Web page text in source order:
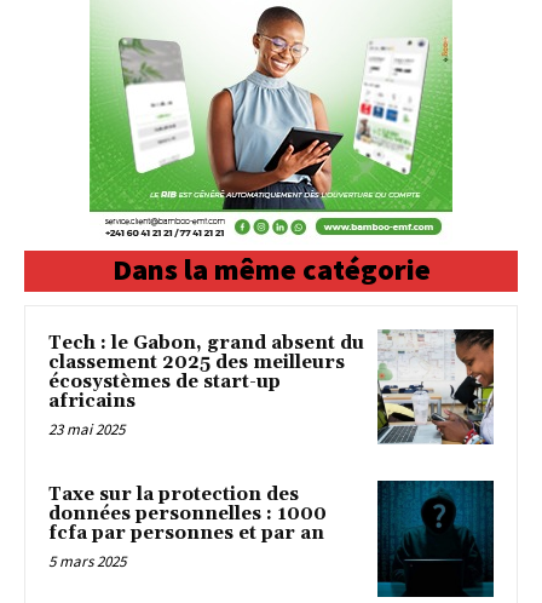
Dans la même catégorie
Tech : le Gabon, grand absent du
classement 2025 des meilleurs
écosystèmes de start-up
africains
23 mai 2025
Taxe sur la protection des
données personnelles : 1000
fcfa par personnes et par an
5 mars 2025